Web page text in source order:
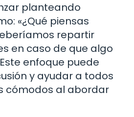
planteando
«¿Qué piensas
repartir
en caso de que algo
enfoque puede
y ayudar a todos
cómodos al abordar